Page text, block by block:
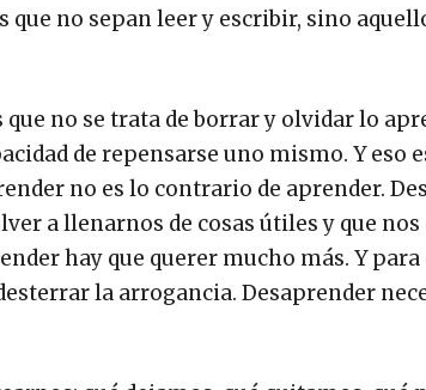
no sepan leer y escribir, sino
no se trata de borrar y olvidar lo
de repensarse uno mismo. Y
no es lo contrario de aprender.
a llenarnos de cosas útiles y que
hay que querer mucho más. Y
la arrogancia. Desaprender